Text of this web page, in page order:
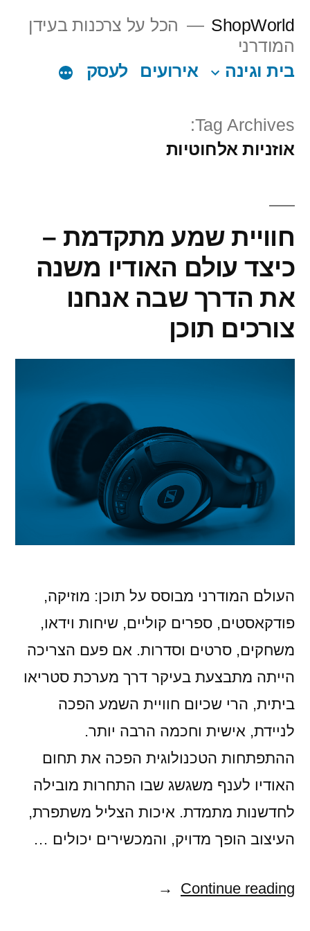
content
ShopWorld
הכל על צרכנות בעידן
המודרני
בית וגינה
אירועים לעסק
Tag Archives:
אוזניות אלחוטיות
חוויית שמע מתקדמת –
כיצד עולם האודיו משנה
את הדרך שבה אנחנו
צורכים תוכן
העולם המודרני מבוסס על תוכן: מוזיקה,
פודקאסטים, ספרים קוליים, שיחות וידאו,
משחקים, סרטים וסדרות. אם פעם הצריכה
הייתה מתבצעת בעיקר דרך מערכת סטריאו
ביתית, הרי שכיום חוויית השמע הפכה
לניידת, אישית וחכמה הרבה יותר.
ההתפתחות הטכנולוגית הפכה את תחום
האודיו לענף משגשג שבו התחרות מובילה
לחדשנות מתמדת. איכות הצליל משתפרת,
העיצוב הופך מדויק, והמכשירים יכולים …
Continue reading "חוויית